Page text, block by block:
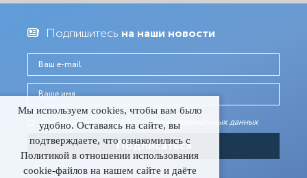
Подпишитесь на наши новости
Даю согласие на обработку моих персональных данныx
Мы используем cookies, чтобы вам было
удобно. Оставаясь на сайте, вы
подтверждаете, что ознакомились с
Политикой в отношении использования
cookie-файлов на нашем сайте и даёте